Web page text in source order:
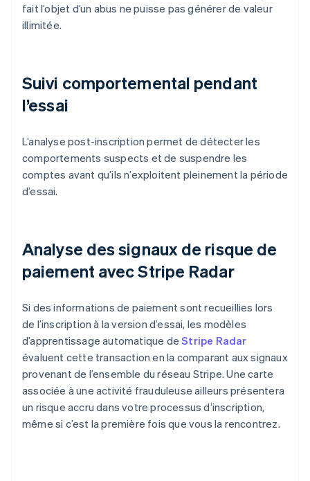
fait l’objet d’un abus ne puisse pas générer de valeur
illimitée.
Suivi comportemental pendant
l’essai
L’analyse post-inscription permet de détecter les
comportements suspects et de suspendre les
comptes avant qu’ils n’exploitent pleinement la période
d’essai.
Analyse des signaux de risque de
paiement avec Stripe Radar
Si des informations de paiement sont recueillies lors
de l’inscription à la version d’essai, les modèles
d’apprentissage automatique deStripe Radar
évaluent cette transaction en la comparant aux signaux
provenant de l’ensemble du réseau Stripe. Une carte
associée à une activité frauduleuse ailleurs présentera
un risque accru dans votre processus d’inscription,
même si c’est la première fois que vous la rencontrez.